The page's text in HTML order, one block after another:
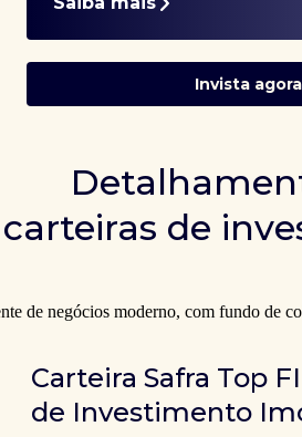
Invista agora
carteiras de
Carteira Safra Top
de Investimento